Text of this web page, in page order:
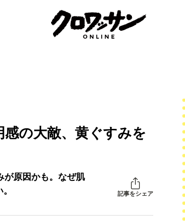
の大敵、黄ぐすみを
が原因かも。なぜ肌
記事をシェア